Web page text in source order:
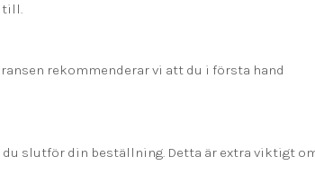
till.
rekommenderar vi att du i första hand
slutför din beställning. Detta är extra viktigt